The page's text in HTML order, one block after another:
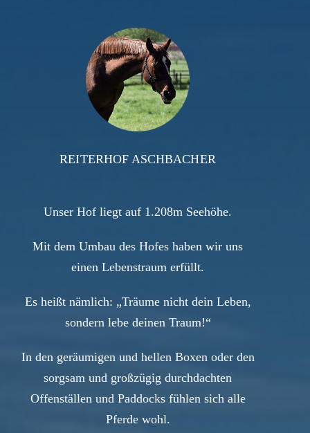
REITERHOF ASCHBACHER
Unser Hof liegt auf 1.208m Seehöhe.
Mit dem Umbau des Hofes haben wir uns
einen Lebenstraum erfüllt.
Es heißt nämlich: „Träume nicht dein Leben,
sondern lebe deinen Traum!“
In den geräumigen und hellen Boxen oder den
sorgsam und großzügig durchdachten
Offenställen und Paddocks fühlen sich alle
Pferde wohl.